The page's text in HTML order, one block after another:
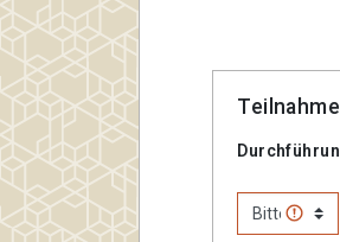
Teilnahme